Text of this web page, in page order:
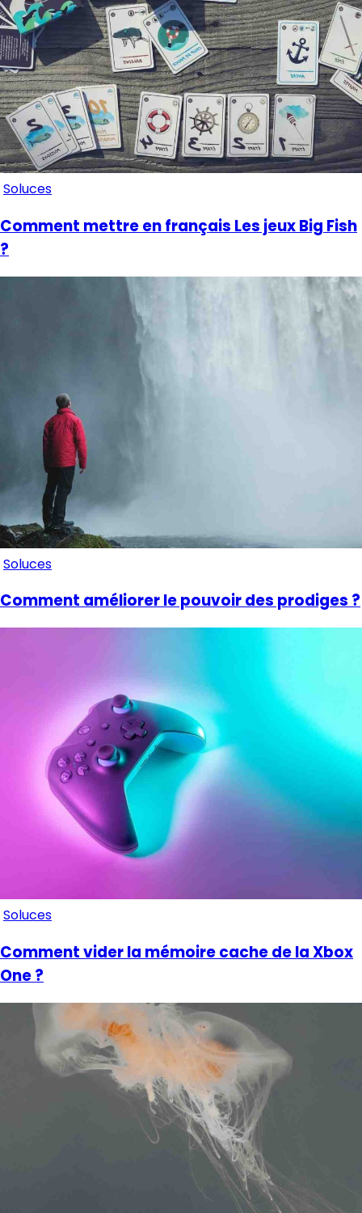
Soluces
Comment mettre en français Les jeux Big Fish
?
Soluces
Comment améliorer le pouvoir des prodiges ?
Soluces
Comment vider la mémoire cache de la Xbox
One ?